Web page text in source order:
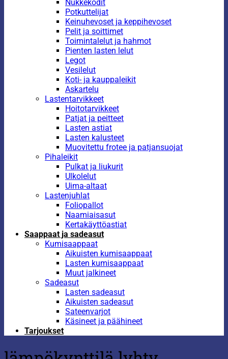
Nukkekodit
Potkuttelijat
Keinuhevoset ja keppihevoset
Pelit ja soittimet
Toimintalelut ja hahmot
Pienten lasten lelut
Legot
Vesilelut
Koti- ja kauppaleikit
Askartelu
Lastentarvikkeet
Hoitotarvikkeet
Patjat ja peitteet
Lasten astiat
Lasten kalusteet
Muovitettu frotee ja patjansuojat
Pihaleikit
Pulkat ja liukurit
Ulkolelut
Uima-altaat
Lastenjuhlat
Foliopallot
Naamiaisasut
Kertakäyttöastiat
Saappaat ja sadeasut
Kumisaappaat
Aikuisten kumisaappaat
Lasten kumisaappaat
Muut jalkineet
Sadeasut
Lasten sadeasut
Aikuisten sadeasut
Sateenvarjot
Käsineet ja päähineet
Tarjoukset